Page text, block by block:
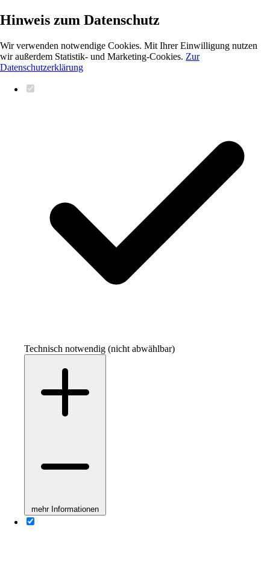
Hinweis zum Datenschutz
Wir verwenden notwendige Cookies. Mit Ihrer Einwilligung nutzen
wir außerdem Statistik- und Marketing-Cookies. Zur
Datenschutzerklärung
Technisch notwendig (nicht abwählbar)
mehr Informationen